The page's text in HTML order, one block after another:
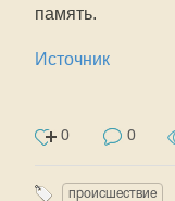
память.
Источник
0 0
происшествие